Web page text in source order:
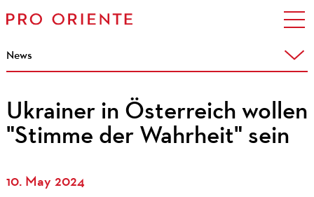
News
Ukrainer in Österreich wollen
"Stimme der Wahrheit" sein
10. May 2024